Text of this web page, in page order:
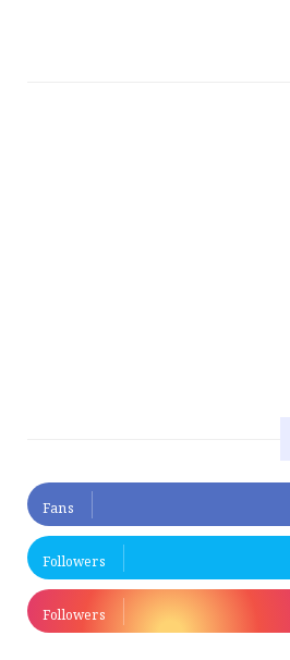
Fans
Followers
Followers